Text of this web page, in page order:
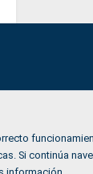
Si continúa